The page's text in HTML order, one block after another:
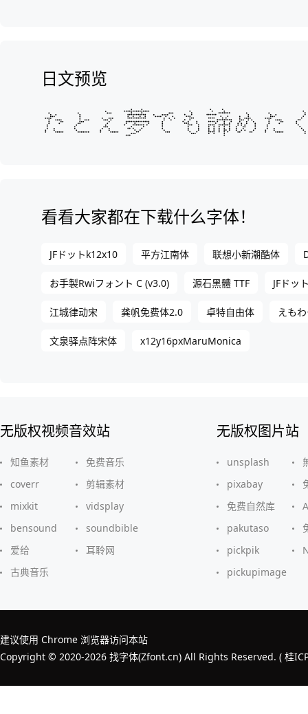
日文预览
看看大家都在下载什么字体！
JFドットk12x10 平方江南体 联想小新潮酷体
お手製Rwiフォント C (v3.0) 源石黑體 TTF JFドッ
江城律动宋 龚帆免费体2.0 卓特自由体 えも
文泉驿点阵宋体 x12y16pxMaruMonica
无版权视频音效站
知鱼素材
免费音乐
coverr
剪辑素材
mixkit
vidsplay
bensound
soundbible
爱给
耳聆网
古典音乐
无版权图片站
unsplash
pixabay
免费自然库
pakutaso
pickpik
pickupimage
建议使用 Chrome 浏览器访问本站
Copyright © 2020-2026 找字体(Zfont.cn) All Rights Reserved. ( 桂